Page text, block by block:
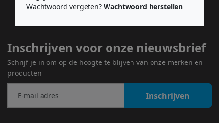
Inschrijven voor onze nieuwsbrief
Schrijf je in om op de hoogte te blijven van onze merken en
producten
Inschrijven
Wachtwoord vergeten? Wachtwoord herstellen